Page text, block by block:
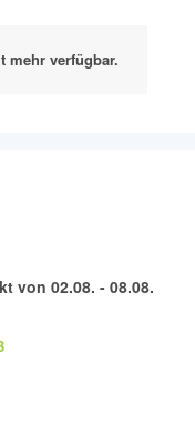
mehr verfügbar.
von 02.08. - 08.08.